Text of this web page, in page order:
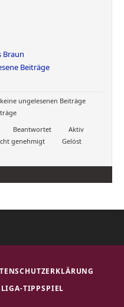
Braun
Beiträge
ungelesenen Beiträge
Beantwortet
Aktiv
genehmigt
Gelöst
TIPPSPIEL